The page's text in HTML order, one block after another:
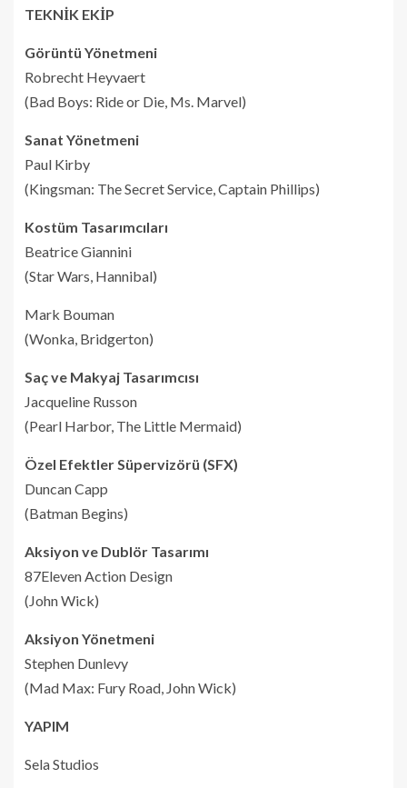
TEKNİK EKİP
Görüntü Yönetmeni
Robrecht Heyvaert
(Bad Boys: Ride or Die, Ms. Marvel)
Sanat Yönetmeni
Paul Kirby
(Kingsman: The Secret Service, Captain Phillips)
Kostüm Tasarımcıları
Beatrice Giannini
(Star Wars, Hannibal)
Mark Bouman
(Wonka, Bridgerton)
Saç ve Makyaj Tasarımcısı
Jacqueline Russon
(Pearl Harbor, The Little Mermaid)
Özel Efektler Süpervizörü (SFX)
Duncan Capp
(Batman Begins)
Aksiyon ve Dublör Tasarımı
87Eleven Action Design
(John Wick)
Aksiyon Yönetmeni
Stephen Dunlevy
(Mad Max: Fury Road, John Wick)
YAPIM
Sela Studios